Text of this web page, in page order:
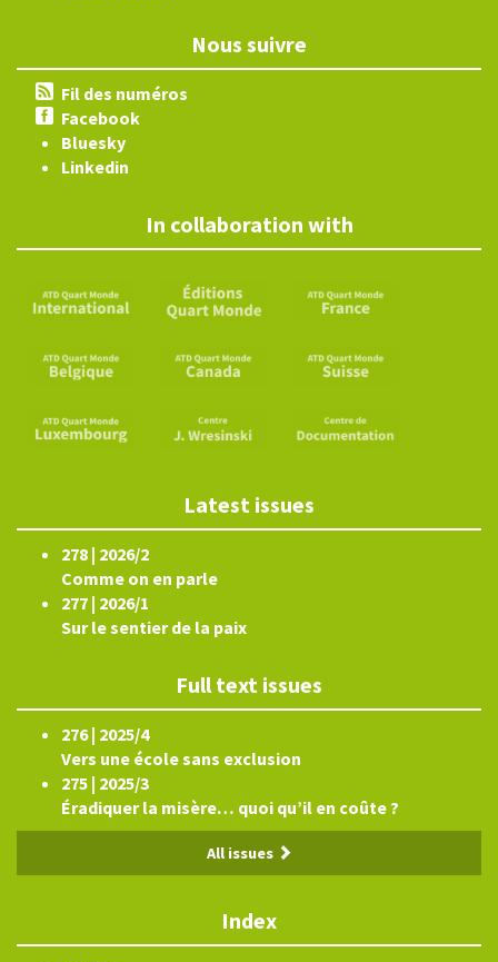
Nous suivre
Fil des numéros
Facebook
Bluesky
Linkedin
In collaboration with
Latest issues
278 | 2026/2
Comme on en parle
277 | 2026/1
Sur le sentier de la paix
Full text issues
276 | 2025/4
Vers une école sans exclusion
275 | 2025/3
Éradiquer la misère… quoi qu’il en coûte ?
All issues
Index